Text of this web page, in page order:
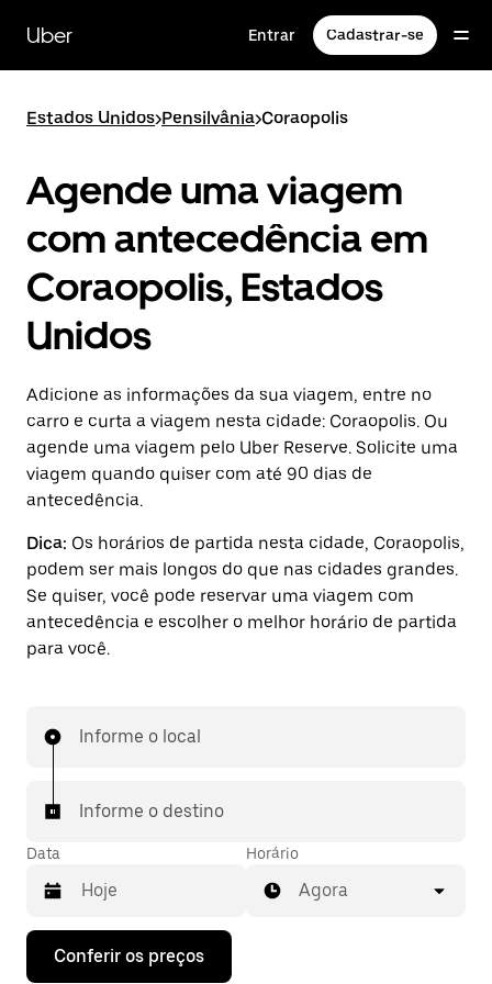
para
conteúdo
Uber Entrar Cadastrar-se
Estados Unidos>Pensilvânia>Coraopolis
Agende uma viagem
com antecedência em
Coraopolis, Estados
Unidos
Adicione as informações da sua viagem, entre no
carro e curta a viagem nesta cidade: Coraopolis. Ou
agende uma viagem pelo Uber Reserve. Solicite uma
viagem quando quiser com até 90 dias de
antecedência.
Dica: Os horários de partida nesta cidade, Coraopolis,
podem ser mais longos do que nas cidades grandes.
Se quiser, você pode reservar uma viagem com
antecedência e escolher o melhor horário de partida
para você.
Informe o local
Informe o destino
Data
Pressione
Horário
Agora
Conferir os preços